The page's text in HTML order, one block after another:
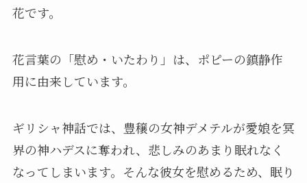
花です。
花言葉の「慰め・いたわり」は、ポピーの鎮静作
用に由来しています。
ギリシャ神話では、豊穣の女神デメテルが愛娘を冥
界の神ハデスに奪われ、悲しみのあまり眠れなく
なってしまいます。そんな彼女を慰めるため、眠り